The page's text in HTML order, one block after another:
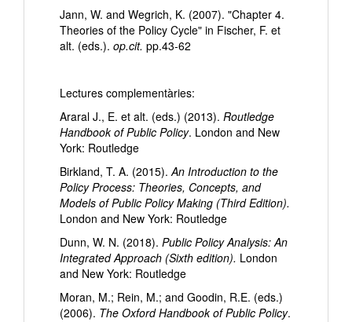
Jann, W. and Wegrich, K. (2007). "Chapter 4.
Theories of the Policy Cycle" in Fischer, F. et
alt. (eds.). op.cit. pp.43-62
Lectures complementàries:
Araral J., E. et alt. (eds.) (2013). Routledge
Handbook of Public Policy. London and New
York: Routledge
Birkland, T. A. (2015).An Introduction to the
Policy Process: Theories, Concepts, and
Models of Public Policy Making (Third Edition).
London and New York: Routledge
Dunn, W. N. (2018). Public Policy Analysis: An
Integrated Approach (Sixth edition). London
and New York: Routledge
Moran, M.; Rein, M.; and Goodin, R.E. (eds.)
(2006). The Oxford Handbook of Public Policy.